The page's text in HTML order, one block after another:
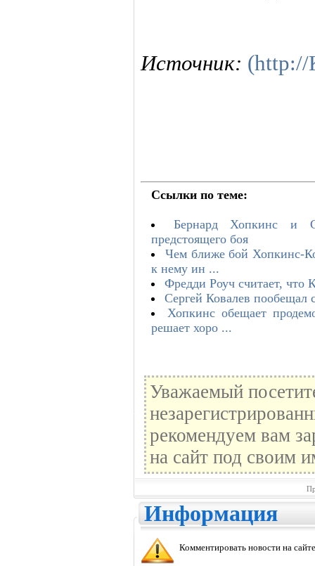
Источник: (http://
Ссылки по теме:
Бернард Хопкинс и
предстоящего боя
Чем ближе бой Хопкинс-
к нему ин ...
Фредди Роуч считает, что
Сергей Ковалев пообещал
Хопкинс обещает
решает хоро ...
Уважаемый
рекомендуем вам
на сайт под своим
Информация
Комментировать новости на